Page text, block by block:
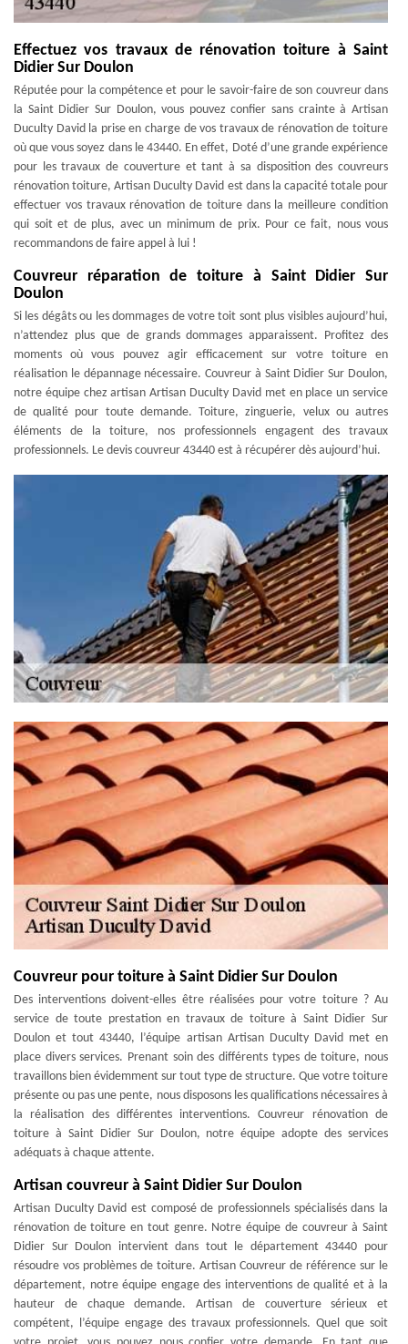
Effectuez vos travaux de rénovation toiture à Saint
Didier Sur Doulon
Réputée pour la compétence et pour le savoir-faire de son couvreur dans
la Saint Didier Sur Doulon, vous pouvez confier sans crainte à Artisan
Duculty David la prise en charge de vos travaux de rénovation de toiture
où que vous soyez dans le 43440. En effet, Doté d’une grande expérience
pour les travaux de couverture et tant à sa disposition des couvreurs
rénovation toiture, Artisan Duculty David est dans la capacité totale pour
effectuer vos travaux rénovation de toiture dans la meilleure condition
qui soit et de plus, avec un minimum de prix. Pour ce fait, nous vous
recommandons de faire appel à lui !
Couvreur réparation de toiture à Saint Didier Sur
Doulon
Si les dégâts ou les dommages de votre toit sont plus visibles aujourd’hui,
n’attendez plus que de grands dommages apparaissent. Profitez des
moments où vous pouvez agir efficacement sur votre toiture en
réalisation le dépannage nécessaire. Couvreur à Saint Didier Sur Doulon,
notre équipe chez artisan Artisan Duculty David met en place un service
de qualité pour toute demande. Toiture, zinguerie, velux ou autres
éléments de la toiture, nos professionnels engagent des travaux
professionnels. Le devis couvreur 43440 est à récupérer dès aujourd’hui.
Couvreur pour toiture à Saint Didier Sur Doulon
Des interventions doivent-elles être réalisées pour votre toiture ? Au
service de toute prestation en travaux de toiture à Saint Didier Sur
Doulon et tout 43440, l’équipe artisan Artisan Duculty David met en
place divers services. Prenant soin des différents types de toiture, nous
travaillons bien évidemment sur tout type de structure. Que votre toiture
présente ou pas une pente, nous disposons les qualifications nécessaires à
la réalisation des différentes interventions. Couvreur rénovation de
toiture à Saint Didier Sur Doulon, notre équipe adopte des services
adéquats à chaque attente.
Artisan couvreur à Saint Didier Sur Doulon
Artisan Duculty David est composé de professionnels spécialisés dans la
rénovation de toiture en tout genre. Notre équipe de couvreur à Saint
Didier Sur Doulon intervient dans tout le département 43440 pour
résoudre vos problèmes de toiture. Artisan Couvreur de référence sur le
département, notre équipe engage des interventions de qualité et à la
hauteur de chaque demande. Artisan de couverture sérieux et
compétent, l’équipe engage des travaux professionnels. Quel que soit